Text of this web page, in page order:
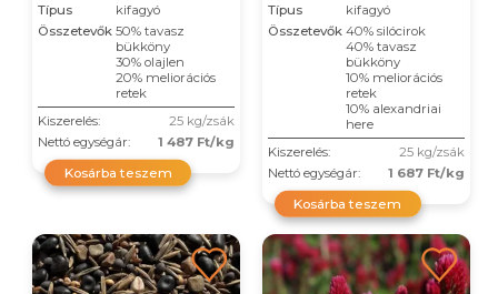
Típus
kifagyó
Összetevők 50% tavasz
bükköny
30% olajlen
20% meliorációs
retek
Kiszerelés:
25 kg/zsák
Nettó egységár:
1 487 Ft/kg
Kosárba teszem
Típus
kifagyó
Összetevők 40% silócirok
40% tavasz
bükköny
10% meliorációs
retek
10% alexandriai
here
Kiszerelés:
25 kg/zsák
Nettó egységár:
1 687 Ft/kg
Kosárba teszem